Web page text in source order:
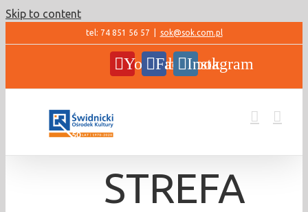
Skip to content
tel: 74 851 56 57 sok@sok.com.pl
YouTubeFacebookInstagram
STREFA